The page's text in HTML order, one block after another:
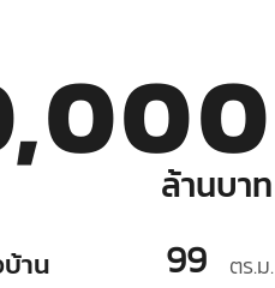
ล้านบาท
าน 99 ตร.ม.